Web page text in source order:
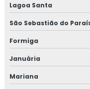
Isolamento térmico
Isolamento térmico
Isolamento térmico
Isolamento térmico
Lagoa Santa
São Sebastião do
Formiga
Januária
Mariana